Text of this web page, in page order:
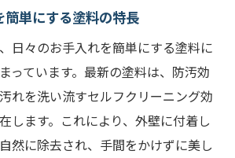
簡単にする塗料の特長
日々のお手入れを簡単にする塗料に
っています。最新の塗料は、防汚効
れを洗い流すセルフクリーニング効
します。これにより、外壁に付着し
然に除去され、手間をかけずに美し